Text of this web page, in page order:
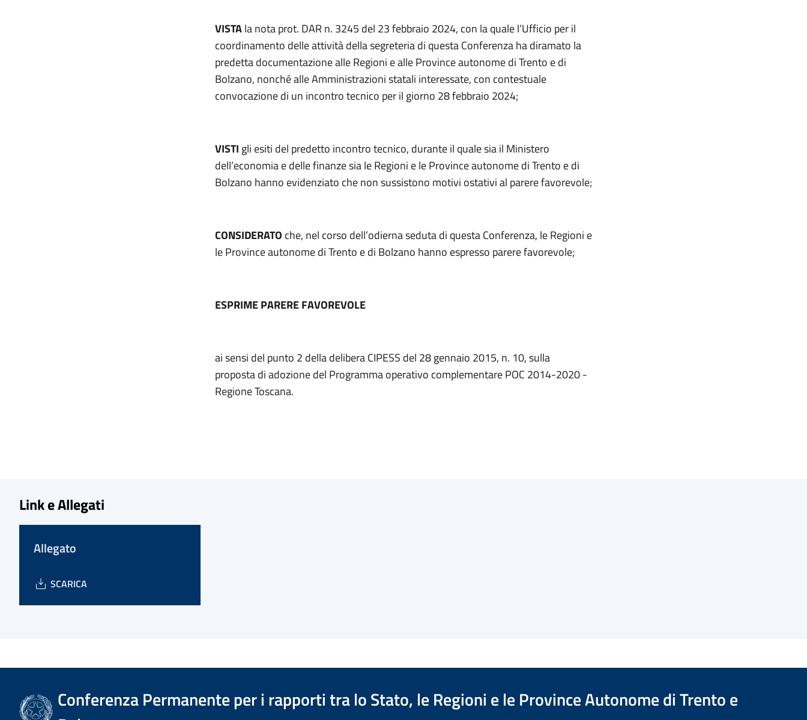
VISTAla nota prot. DAR n. 3245 del 23 febbraio 2024, con la quale l’Ufficio per il
coordinamento delle attività della segreteria di questa Conferenza ha diramato la
predetta documentazione alle Regioni e alle Province autonome di Trento e di
Bolzano, nonché alle Amministrazioni statali interessate, con contestuale
convocazione di un incontro tecnico per il giorno 28 febbraio 2024;
VISTI gli esiti del predetto incontro tecnico, durante il quale sia il Ministero
dell’economia e delle finanze sia le Regioni e le Province autonome di Trento e di
Bolzano hanno evidenziato che non sussistono motivi ostativi al parere favorevole;
CONSIDERATO che, nel corso dell’odierna seduta di questa Conferenza, le Regioni e
le Province autonome di Trento e di Bolzano hanno espresso parere favorevole;
ESPRIME PARERE FAVOREVOLE
ai sensi del punto 2 della delibera CIPESS del 28 gennaio 2015, n. 10, sulla
proposta di adozione del Programma operativo complementare POC 2014-2020 -
Regione Toscana.
Link e Allegati
Allegato
SCARICA
Conferenza Permanente per i rapporti tra lo Stato, le Regioni e le Province Autonome di Trento e